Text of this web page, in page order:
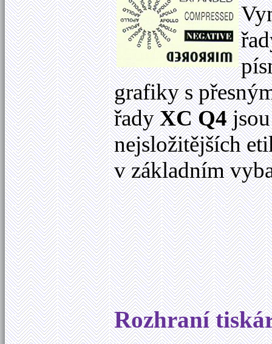
grafiky s
řadyXC Q4jsou
nejsložitějších
v základním
Rozhraní